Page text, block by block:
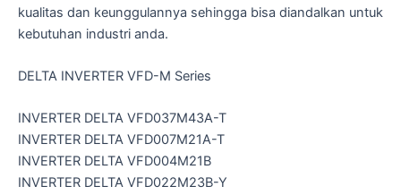
kualitas dan keunggulannya sehingga bisa diandalkan untuk
kebutuhan industri anda.
DELTA INVERTER VFD-M Series
INVERTER DELTA VFD037M43A-T
INVERTER DELTA VFD007M21A-T
INVERTER DELTA VFD004M21B
INVERTER DELTA VFD022M23B-Y